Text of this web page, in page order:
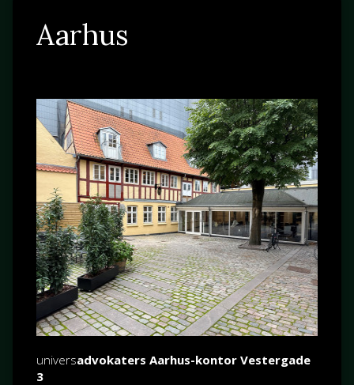
Aarhus
universadvokaters Aarhus-kontor Vestergade
3